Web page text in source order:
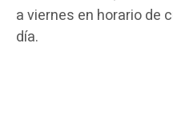
a viernes en horario de
día.